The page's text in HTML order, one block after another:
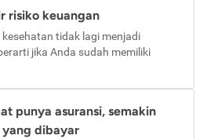
risiko keuangan
tidak lagi menjadi
jika Anda sudah memiliki
punya asuransi, semakin
dibayar